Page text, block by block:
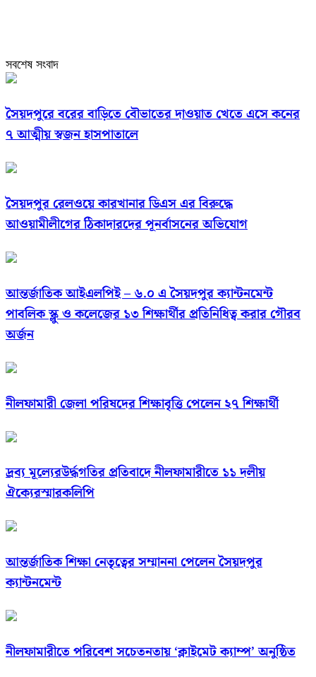
সবশেষ সংবাদ
সৈয়দপুরে বরের বাড়িতে বৌভাতের দাওয়াত খেতে এসে কনের
৭ আত্মীয় স্বজন হাসপাতালে
সৈয়দপুর রেলওয়ে কারখানার ডিএস এর বিরুদ্ধে
আওয়ামীলীগের ঠিকাদারদের পূনর্বাসনের অভিযোগ
আন্তর্জাতিক আইএলপিই – ৬.০ এ সৈয়দপুর ক্যান্টনমেন্ট
পাবলিক স্ক্লু ও কলেজের ১৩ শিক্ষার্থীর প্রতিনিধিত্ব করার গৌরব
অর্জন
নীলফামারী জেলা পরিষদের শিক্ষাবৃত্তি পেলেন ২৭ শিক্ষার্থী
দ্রব্য মূল্যেরউর্দ্ধগতির প্রতিবাদে নীলফামারীতে ১১ দলীয়
ঐক্যেরস্মারকলিপি
আন্তর্জাতিক শিক্ষা নেতৃত্বের সম্মাননা পেলেন সৈয়দপুর
ক্যান্টনমেন্ট
নীলফামারীতে পরিবেশ সচেতনতায় ‘ক্লাইমেট ক্যাম্প’ অনুষ্ঠিত